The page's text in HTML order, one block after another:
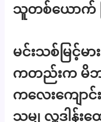
သူတစ်ယောက်
မင်းသစ်မြင့်
ကတည်းက မိဘ
ကလေးကျောင်
သမျှ လှူဒါန်